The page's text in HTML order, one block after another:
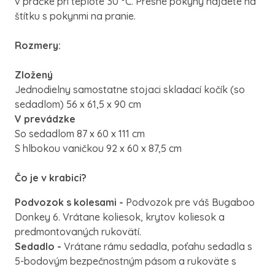
štítku s pokynmi na pranie.
Rozmery:
Zložený
Jednodielny samostatne stojaci skladací kočík (so
sedadlom) 56 x 61,5 x 90 cm
V prevádzke
So sedadlom 87 x 60 x 111 cm
S hlbokou vaničkou 92 x 60 x 87,5 cm
Čo je v krabici?
Podvozok s kolesami - Podvozok pre váš Bugaboo
Donkey 6. Vrátane koliesok, krytov koliesok a
predmontovaných rukovätí.
Sedadlo - Vrátane rámu sedadla, poťahu sedadla s
5-bodovým bezpečnostným pásom a rukoväte s